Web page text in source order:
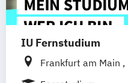
IU Fernstudium
Frankfurt am Main
Rostock